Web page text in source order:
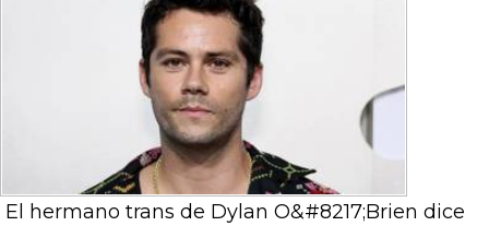
El hermano trans de Dylan O&#8217;Brien dice